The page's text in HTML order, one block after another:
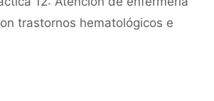
trastornos hematológicos e